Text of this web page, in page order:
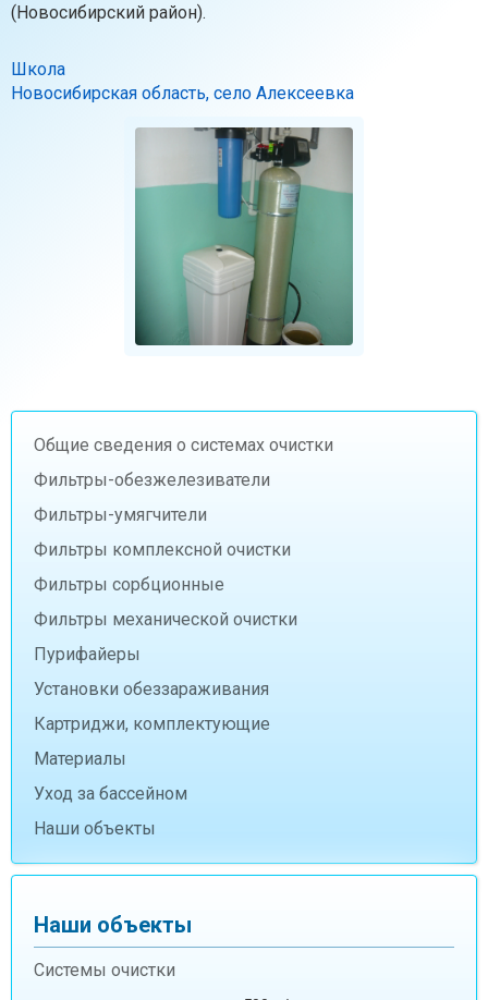
(Новосибирский район).
Школа
Новосибирская область, село Алексеевка
Общие сведения о системах очистки
Фильтры-обезжелезиватели
Фильтры-умягчители
Фильтры комплексной очистки
Фильтры сорбционные
Фильтры механической очистки
Пурифайеры
Установки обеззараживания
Картриджи, комплектующие
Материалы
Уход за бассейном
Наши объекты
Наши объекты
Системы очистки